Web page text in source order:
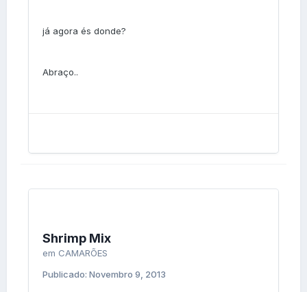
já agora és donde?
Abraço..
Shrimp Mix
em CAMARÕES
Publicado: Novembro 9, 2013